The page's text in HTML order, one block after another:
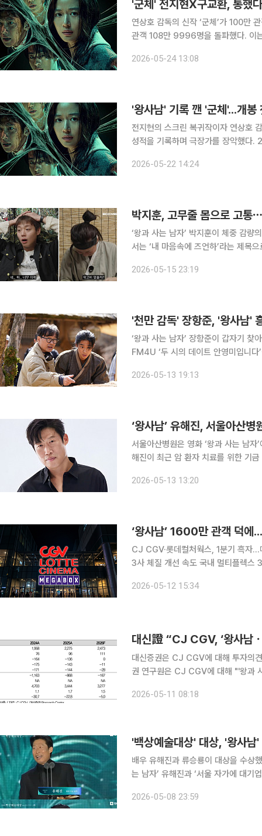
'군체' 전지현X구교환, 통
연상호 감독의 신작 ‘군체’가 100만 관객을 돌파했다. 24일 영화 ‘군
관객 108만 9996명을 돌파했다. 이는 개봉 4일 만의 기
일 차에 100만 관객을 돌파했다.
2026-05-24 13:08
'왕사남' 기록 깬 '군체'...개
전지현의 스크린 복귀작이자 연상호
성적을 기록하며 극장가를 장악했다. 22일 영화관입장권 통합전산망에 따르면 '군체'는 개봉일인
다. 이 기록은 올해 개봉작 가운데
2026-05-22 14:24
박지훈, 고무줄 몸으로 고통
‘왕과 사는 남자’ 박지훈이 체중 감량의 고충을 전했다. 15일 유튜브
서는 ‘내 마음속에 즈언하’라는 제목으로
드라마 중 하나가 ‘약한 영웅’이다. 그
2026-05-15 23:19
'천만 감독' 장항준, '왕사남'
‘왕과 사는 남자’ 장항준이 갑자기 찾아온 천
FM4U ‘두 시의 데이트 안영미입니
다”라며 “원래 막사는 게 인생 모토였
2026-05-13 19:13
‘왕사남’ 유해진, 서울아산
서울아산병원은 영화 ‘왕과 사는 남
해진이 최근 암 환자 치료를 위한 기금 1억원
다. 많은 암 환자들이 더 나은 환경에
2026-05-13 13:20
‘왕사남’ 1600만 관객 덕에
CJ CGV·롯데컬처웍스, 1분기 흑자…
3사 체질 개선 속도 국내 멀티플렉스 3사인 CJ CGV·롯데컬처웍스·메가박스가 올해 1분기 나란히
리’, ‘프로젝트 헤일메리’ 등 중박 영
2026-05-12 15:34
대신證 “CJ CGV, ‘왕사남
대신증권은 CJ CGV에 대해 투자의견 '매수'
권 연구원은 CJ CGV에 대해 "'왕과
회복세에 접어들었다. 김 연구원에 따
2026-05-11 08:18
배우 유해진과 류승룡이 대상을 수상했다. 8일 오후 진행된 ‘제62회 백상예술대상’에서
는 남자’ 유해진과 ‘서울 자가에 대기
2026-05-08 23:59